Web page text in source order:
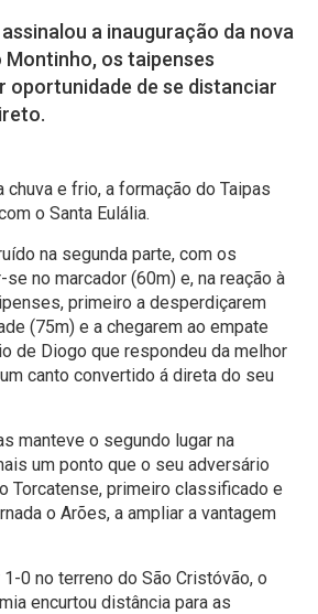
a inauguração da nova
Montinho, os taipenses
oportunidade de se distanciar
chuva e frio, a formação do Taipas
o Santa Eulália.
na segunda parte, com os
no marcador (60m) e, na reação à
primeiro a desperdiçarem
(75m) e a chegarem ao empate
de Diogo que respondeu da melhor
canto convertido á direta do seu
manteve o segundo lugar na
um ponto que o seu adversário
Torcatense, primeiro classificado e
o Arões, a ampliar a vantagem
0 no terreno do São Cristóvão, o
encurtou distância para as